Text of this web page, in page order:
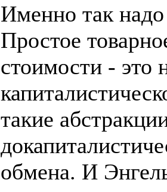
Именно так
Простое
стоимости - это
такие
обмена. И